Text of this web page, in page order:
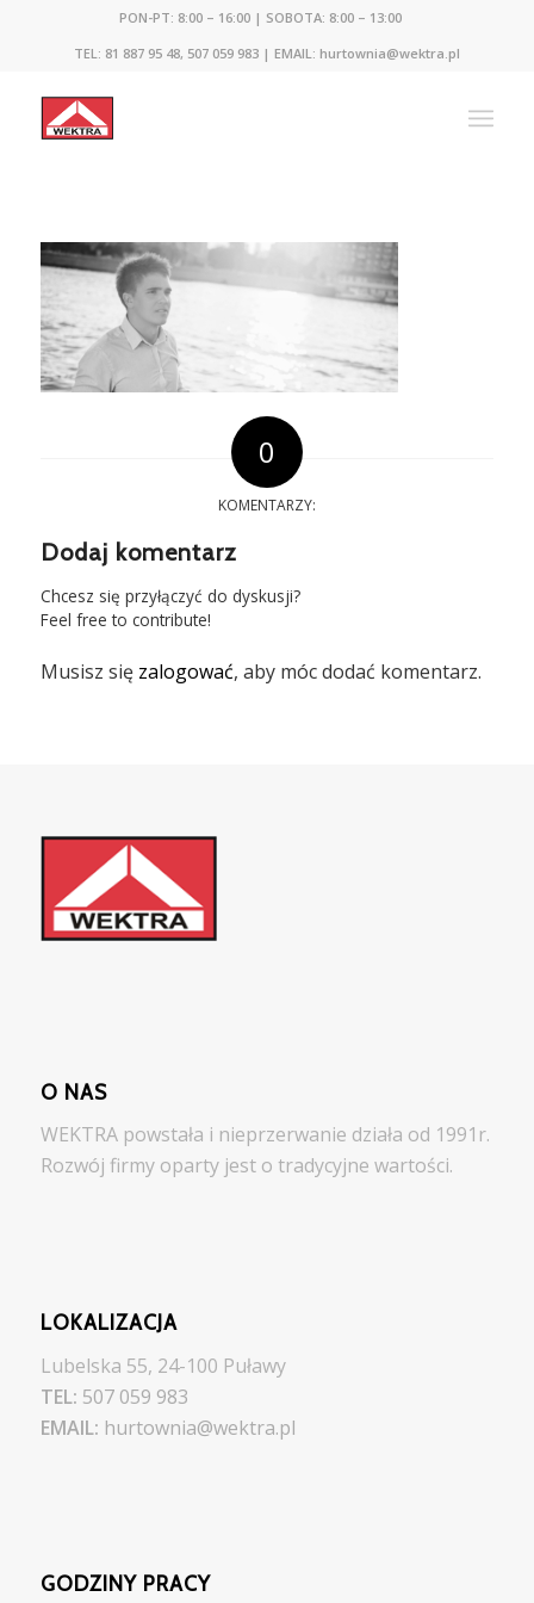
PON-PT: 8:00 – 16:00 | SOBOTA: 8:00 – 13:00
TEL: 81 887 95 48, 507 059 983 | EMAIL: hurtownia@wektra.pl
0
KOMENTARZY:
Dodaj komentarz
Chcesz się przyłączyć do dyskusji?
Feel free to contribute!
Musisz się zalogować, aby móc dodać komentarz.
O NAS
WEKTRA powstała i nieprzerwanie działa od 1991r.
Rozwój firmy oparty jest o tradycyjne wartości.
LOKALIZACJA
Lubelska 55, 24-100 Puławy
TEL: 507 059 983
EMAIL: hurtownia@wektra.pl
GODZINY PRACY